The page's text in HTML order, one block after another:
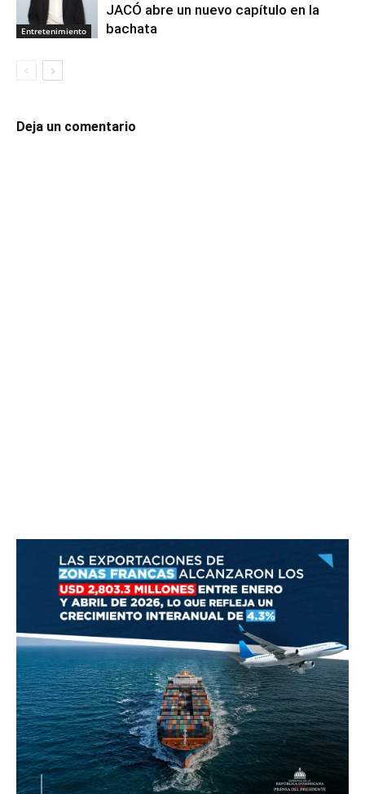
Entretenimiento
JACÓ abre un nuevo capítulo en la
bachata
Deja un comentario